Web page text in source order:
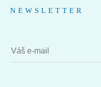
NEWSLETTER